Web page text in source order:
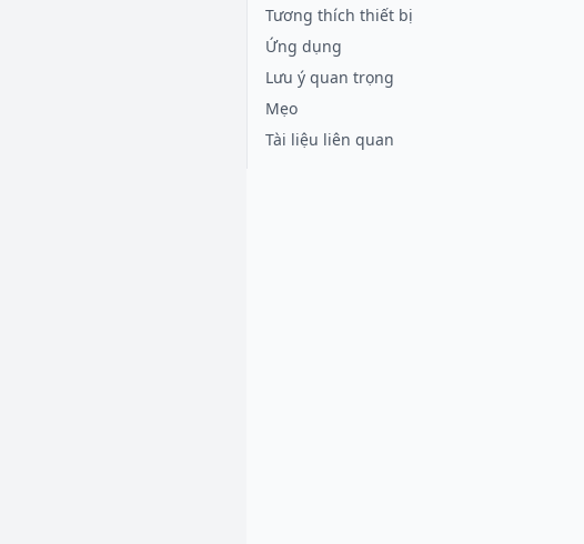
Tương thích thiết bị
Ứng dụng
Lưu ý quan trọng
Mẹo
Tài liệu liên quan